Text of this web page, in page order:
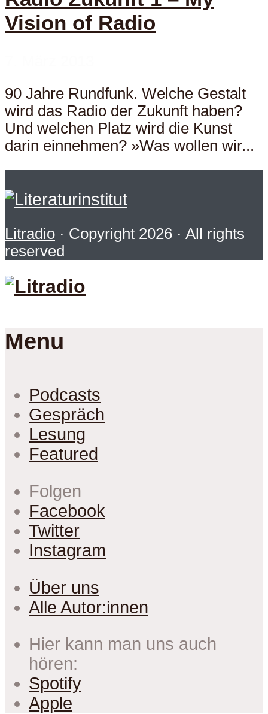
Vision of Radio
90 Jahre Rundfunk. Welche Gestalt
wird das Radio der Zukunft haben?
Und welchen Platz wird die Kunst
darin einnehmen? »Was wollen wir...
Litradio · Copyright 2026 · All rights
reserved
Menu
Podcasts
Gespräch
Lesung
Featured
Folgen
Facebook
Twitter
Instagram
Über uns
Alle Autor:innen
Hier kann man uns auch
hören:
Spotify
Apple